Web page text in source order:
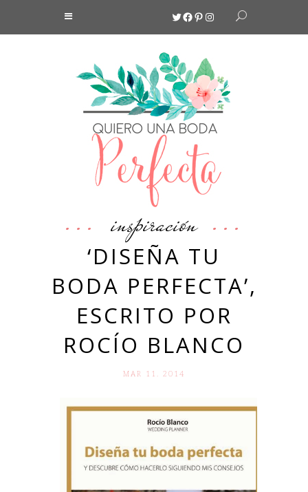
Twitter
Facebook
Pinterest
Instagram
inspiración
‘DISEÑA TU
BODA PERFECTA’,
ESCRITO POR
ROCÍO BLANCO
MAR 11. 2014